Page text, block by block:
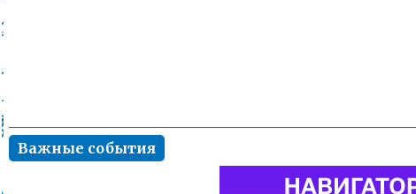
Важные события